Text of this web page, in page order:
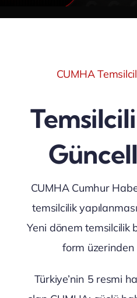
CUMHA
CUMHA Cumhur
temsilcilik
Yeni dönem temsilcilik
form üzerinden
Türkiye’nin 5 resmi